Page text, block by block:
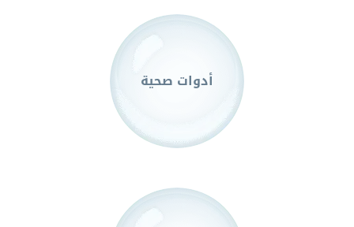
أدوات صحية